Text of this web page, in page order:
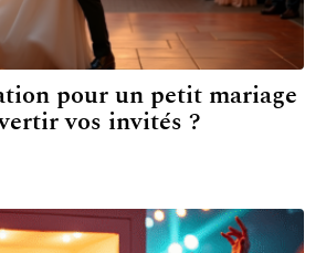
pour un petit mariage
vos invités ?